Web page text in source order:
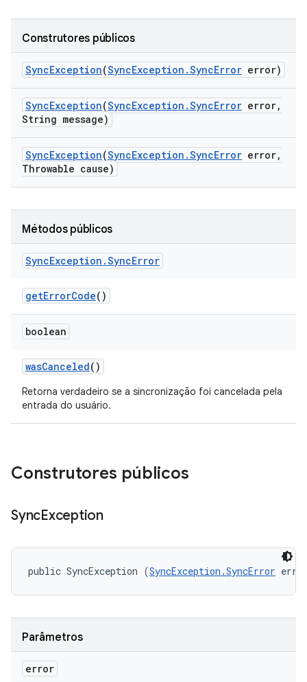
Construtores públicos
SyncException(SyncException .SyncError error)
SyncException(SyncException .SyncError error,
String message)
SyncException(SyncException .SyncError error,
Throwable cause)
Métodos públicos
SyncException .SyncError
getErrorCode()
boolean
wasCanceled()
Retorna verdadeiro se a sincronização foi cancelada pela
entrada do usuário.
Construtores públicos
SyncException
public SyncException (SyncException.SyncError
Parâmetros
error